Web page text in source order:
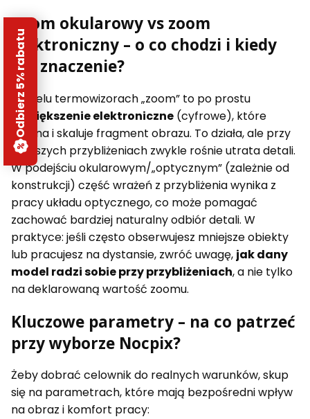
Zoom okularowy vs zoom
elektroniczny – o co chodzi i kiedy
ma znaczenie?
W wielu termowizorach „zoom” to po prostu
powiększenie elektroniczne (cyfrowe), które
wycina i skaluje fragment obrazu. To działa, ale przy
większych przybliżeniach zwykle rośnie utrata detali.
W podejściu okularowym/„optycznym” (zależnie od
konstrukcji) część wrażeń z przybliżenia wynika z
pracy układu optycznego, co może pomagać
zachować bardziej naturalny odbiór detali. W
praktyce: jeśli często obserwujesz mniejsze obiekty
lub pracujesz na dystansie, zwróć uwagę, jak dany
model radzi sobie przy przybliżeniach, a nie tylko
na deklarowaną wartość zoomu.
Kluczowe parametry – na co patrzeć
przy wyborze Nocpix?
Żeby dobrać celownik do realnych warunków, skup
się na parametrach, które mają bezpośredni wpływ
na obraz i komfort pracy:
Odbierz 5% rabatu